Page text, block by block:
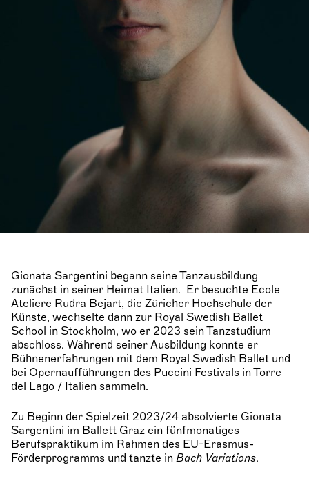
Gionata Sargentini begann seine Tanzausbildung
zunächst in seiner Heimat Italien. Er besuchte Ecole
Ateliere Rudra Bejart, die Züricher Hochschule der
Künste, wechselte dann zur Royal Swedish Ballet
School in Stockholm, wo er 2023 sein Tanzstudium
abschloss. Während seiner Ausbildung konnte er
Bühnenerfahrungen mit dem Royal Swedish Ballet und
bei Opernaufführungen des Puccini Festivals in Torre
del Lago / Italien sammeln.
Zu Beginn der Spielzeit 2023/24 absolvierte Gionata
Sargentini im Ballett Graz ein fünfmonatiges
Berufspraktikum im Rahmen des EU-Erasmus-
Förderprogramms und tanzte in Bach Variations.